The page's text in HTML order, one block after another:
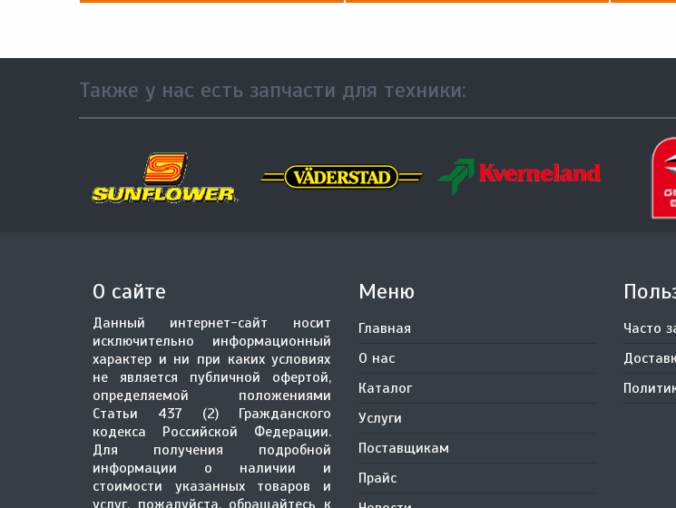
Также у нас есть запчасти для техники:
О сайте
Данный интернет-сайт носит
исключительно информационный
характер и ни при каких условиях
не является публичной офертой,
определяемой положениями
Статьи 437 (2) Гражданского
кодекса Российской Федерации.
Для получения подробной
информации о наличии и
стоимости указанных товаров и
услуг, пожалуйста, обращайтесь к
Меню
Главная
О нас
Каталог
Услуги
Поставщикам
Прайс
Часто